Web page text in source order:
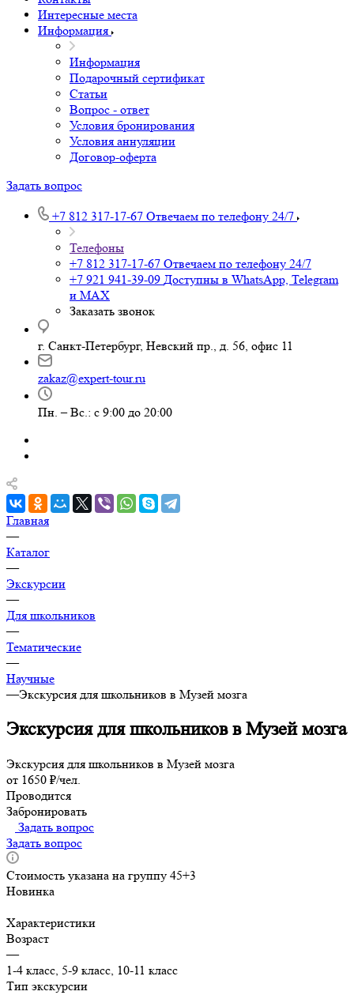
Интересные места
Информация
Информация
Подарочный сертификат
Статьи
Вопрос - ответ
Условия бронирования
Условия аннуляции
Договор-оферта
Задать вопрос
+7 812 317-17-67 Отвечаем по телефону 24/7
Телефоны
+7 812 317-17-67 Отвечаем по телефону 24/7
+7 921 941-39-09 Доступны в WhatsApp, Telegram
и MAX
Заказать звонок
г. Санкт-Петербург, Невский пр., д. 56, офис 11
zakaz@expert-tour.ru
Пн. – Вс.: с 9:00 до 20:00
Главная
—
Каталог
—
Экскурсии
—
Для школьников
—
Тематические
—
Научные
—Экскурсия для школьников в Музей мозга
Экскурсия для школьников в Музей мозга
Экскурсия для школьников в Музей мозга
от 1650 ₽/чел.
Проводится
Забронировать
Задать вопрос
Задать вопрос
Стоимость указана на группу 45+3
Новинка
Характеристики
Возраст
—
1-4 класс, 5-9 класс, 10-11 класс
Тип экскурсии